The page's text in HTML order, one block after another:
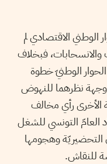
الوطني الاقتصادي لم
فبخلاف
الوطنيّ خطوة
نظرهما للنهوض
الأخرى رأي مخالف
العامّ التونسي للشغل
التحضيريّة وهجومها
للنقاش.